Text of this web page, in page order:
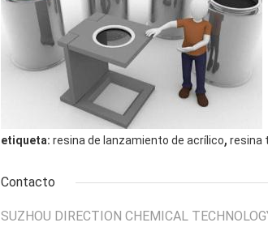
etiqueta: resina de lanzamiento de acrílico, resina
Contacto
SUZHOU DIRECTION CHEMICAL